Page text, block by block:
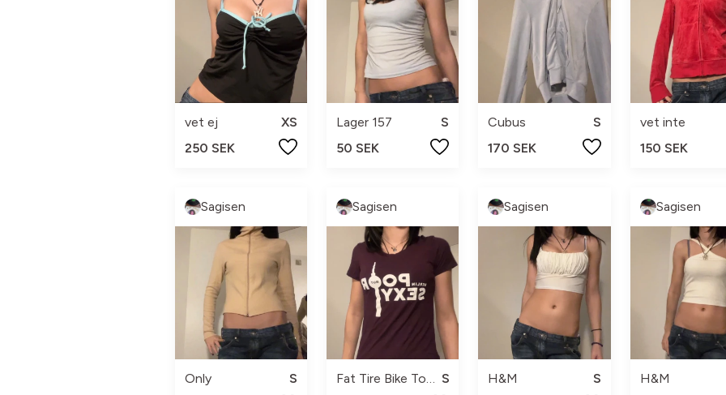
vet ej
XS
250 SEK
Lager 157
S
50 SEK
Cubus
S
170 SEK
vet inte
150 SEK
Sagisen
Only
S
Sagisen Sagisen
H&M
S
Sagisen
H&M